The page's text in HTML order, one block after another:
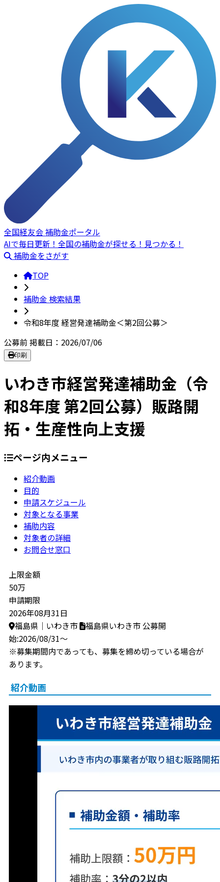
全国経友会 補助金ポータル
AIで毎日更新！全国の補助金が探せる！見つかる！
補助金をさがす
TOP
補助金 検索結果
令和8年度 経営発達補助金＜第2回公募＞
公募前掲載日：2026/07/06
印刷
いわき市経営発達補助金（令
和8年度 第2回公募）販路開
拓・生産性向上支援
ページ内メニュー
紹介動画
目的
申請スケジュール
対象となる事業
補助内容
対象者の詳細
お問合せ窓口
上限金額
50万
申請期限
2026年08月31日
福島県｜いわき市
福島県いわき市 公募開
始:2026/08/31～
※募集期間内であっても、募集を締め切っている場合が
あります。
紹介動画